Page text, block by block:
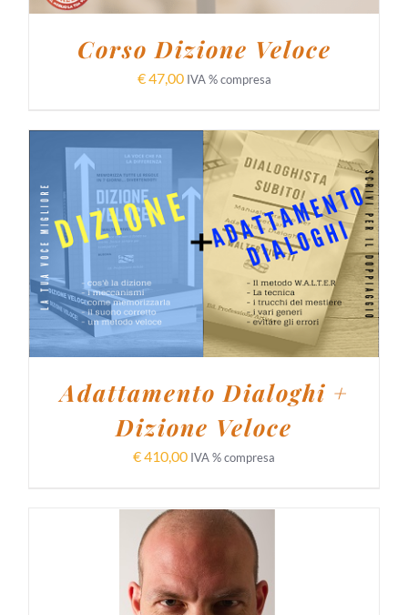
Corso Dizione Veloce
€47,00 IVA % compresa
AGGIUNGI AL CARRELLO / DETTAGLI
Adattamento Dialoghi +
Dizione Veloce
€410,00 IVA % compresa